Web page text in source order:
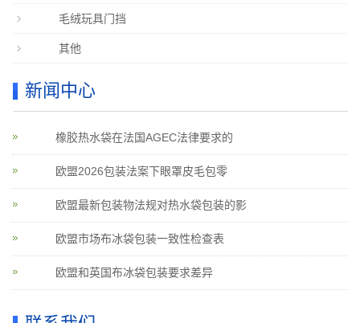
毛绒玩具门挡
其他
新闻中心
橡胶热水袋在法国AGEC法律要求的
欧盟2026包装法案下眼罩皮毛包零
欧盟最新包装物法规对热水袋包装的影
欧盟市场布冰袋包装一致性检查表
欧盟和英国布冰袋包装要求差异